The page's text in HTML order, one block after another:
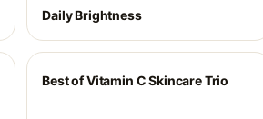
Daily Brightness
Best of Vitamin C Skincare Trio